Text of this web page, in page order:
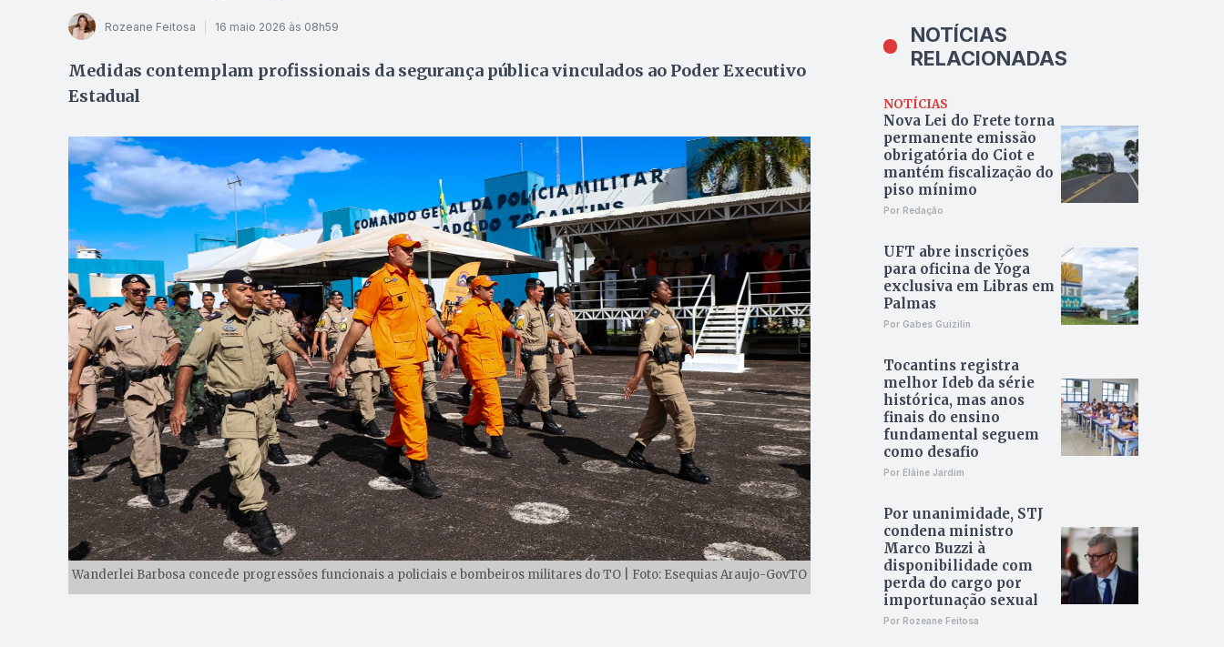
Rozeane Feitosa 16 maio 2026 às 08h59
Medidas contemplam profissionais da segurança pública vinculados ao Poder Executivo
Estadual
Wanderlei Barbosa concede progressões funcionais a policiais e bombeiros militares do TO | Foto: Esequias Araujo-GovTO
NOTÍCIAS
RELACIONADAS
NOTÍCIAS
Nova Lei do Frete torna
permanente emissão
obrigatória do Ciot e
mantém fiscalização do
piso mínimo
Por Redação
UFT abre inscrições
para oficina de Yoga
exclusiva em Libras em
Palmas
Por Gabes Guizilin
Tocantins registra
melhor Ideb da série
histórica, mas anos
finais do ensino
fundamental seguem
como desafio
Por Elâine Jardim
Por unanimidade, STJ
condena ministro
Marco Buzzi à
disponibilidade com
perda do cargo por
importunação sexual
Por Rozeane Feitosa